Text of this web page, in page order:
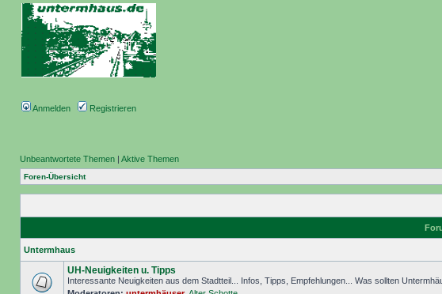
Anmelden Registrieren
Unbeantwortete Themen | Aktive Themen
Foren-Übersicht
Untermhaus
UH-Neuigkeiten u. Tipps
Interessante Neuigkeiten aus dem Stadtteil... Infos, Tipps, Empfehlungen... Was sollten